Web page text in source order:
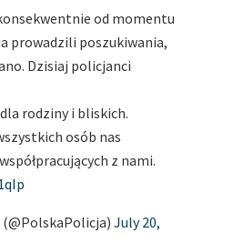
od momentu
prowadzili poszukiwania,
Dzisiaj policjanci
rodziny i bliskich.
osób nas
z nami.
July 20,